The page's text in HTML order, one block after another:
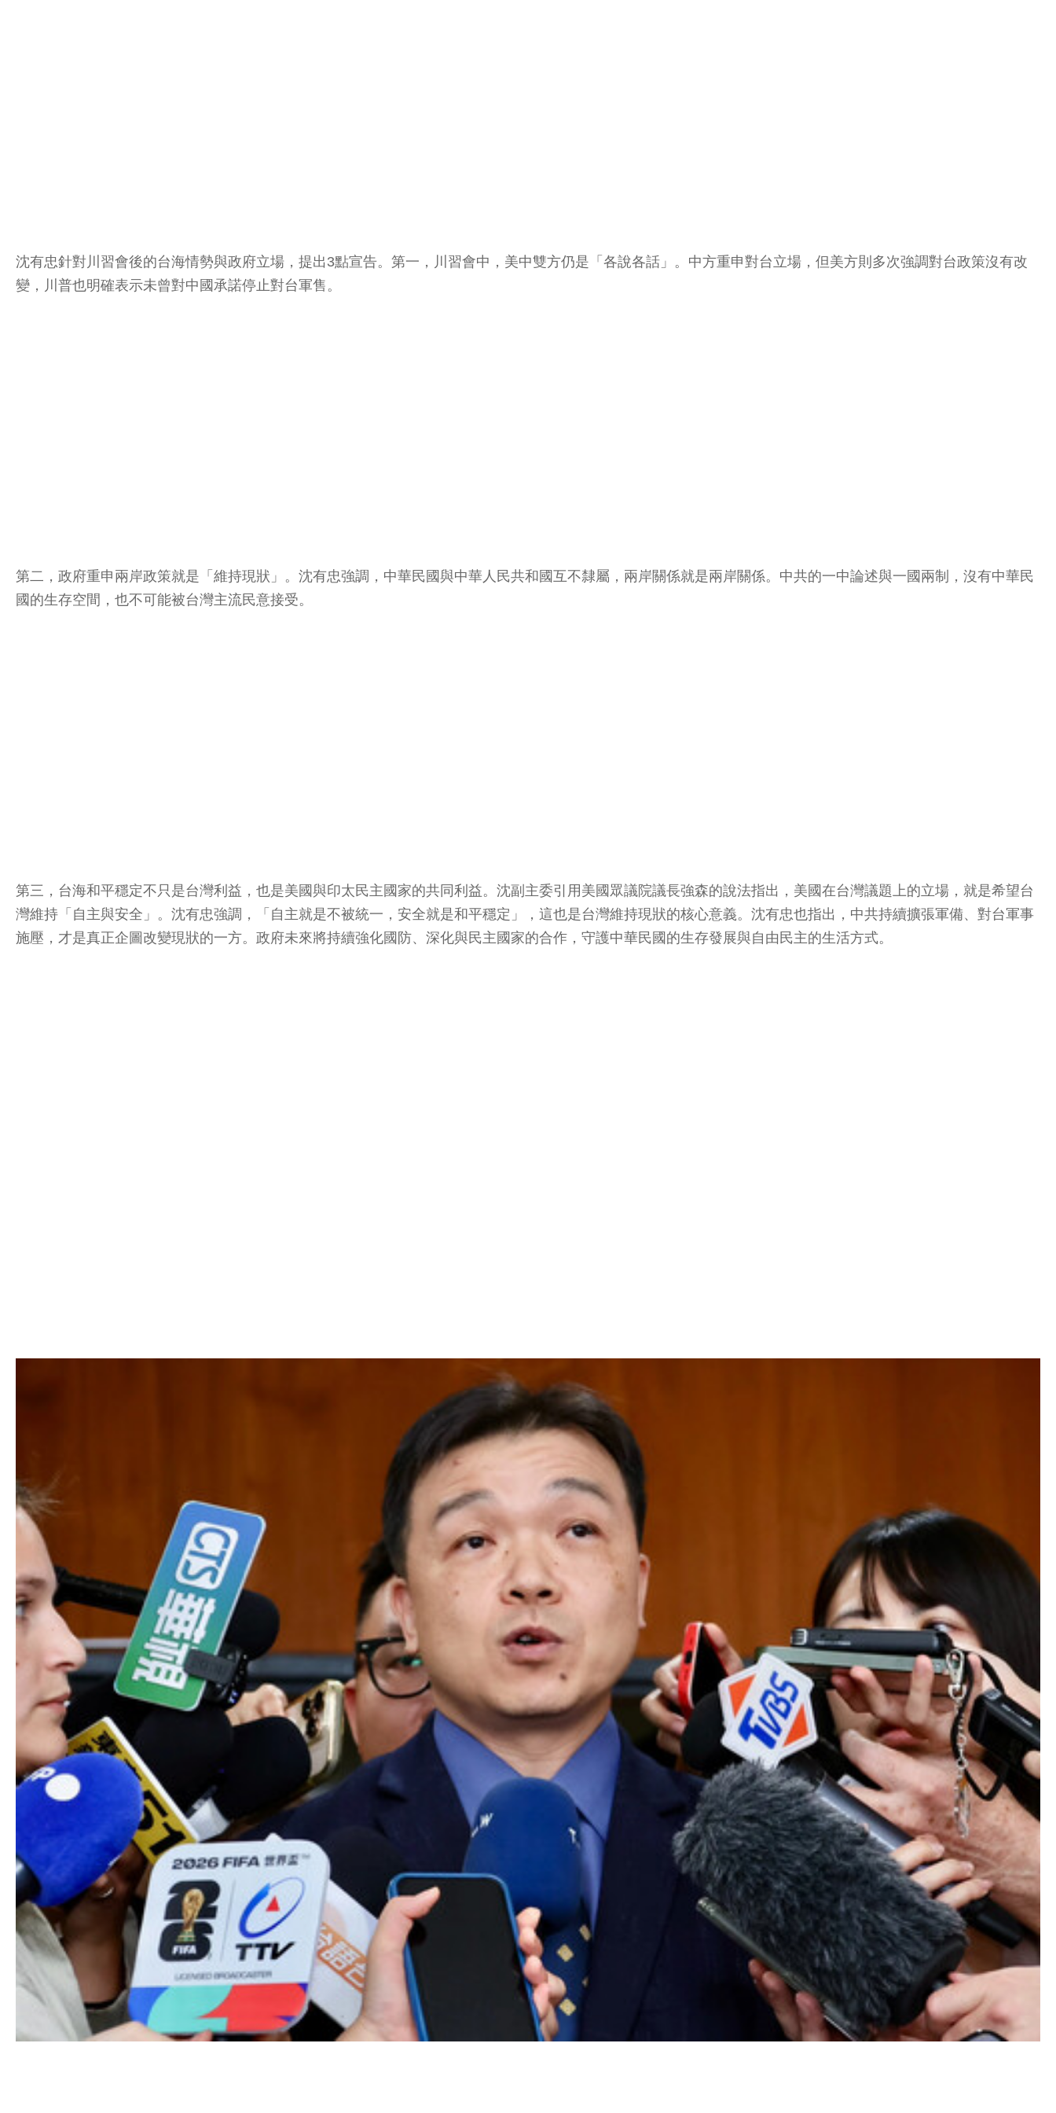
沈有忠針對川習會後的台海情勢與政府立場，提出3點宣告。第一，川習會中，美中雙方仍是「各說各話」。中方重申對台立場，但美方則多次強調對台政策沒有改
變，川普也明確表示未曾對中國承諾停止對台軍售。
第二，政府重申兩岸政策就是「維持現狀」。沈有忠強調，中華民國與中華人民共和國互不隸屬，兩岸關係就是兩岸關係。中共的一中論述與一國兩制，沒有中華民
國的生存空間，也不可能被台灣主流民意接受。
第三，台海和平穩定不只是台灣利益，也是美國與印太民主國家的共同利益。沈副主委引用美國眾議院議長強森的說法指出，美國在台灣議題上的立場，就是希望台
灣維持「自主與安全」。沈有忠強調，「自主就是不被統一，安全就是和平穩定」，這也是台灣維持現狀的核心意義。沈有忠也指出，中共持續擴張軍備、對台軍事
施壓，才是真正企圖改變現狀的一方。政府未來將持續強化國防、深化與民主國家的合作，守護中華民國的生存發展與自由民主的生活方式。